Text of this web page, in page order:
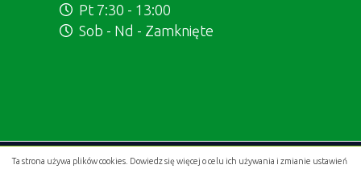
Ta strona używa plików cookies. Dowiedz się więcej o celu ich używania i zmianie ustawień
Pt 7:30 - 13:00
Sob - Nd - Zamknięte